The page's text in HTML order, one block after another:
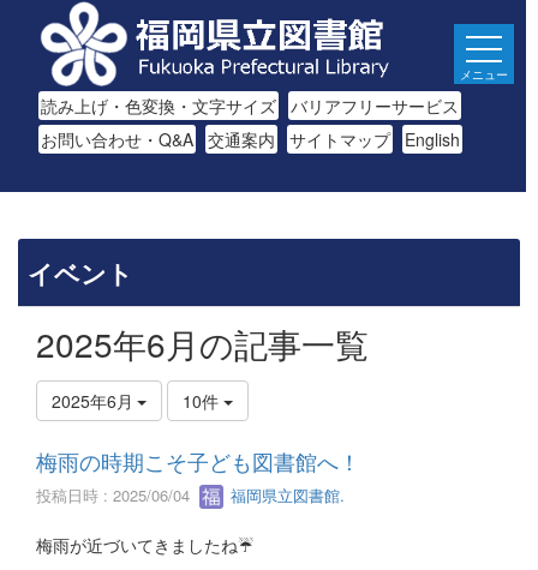
読み上げ・色変換・文字サイズ バリアフリーサービス
お問い合わせ・Q&A 交通案内 サイトマップ English
メニュー
イベント
2025年6月の記事一覧
2025年6月 10件
梅雨の時期こそ子ども図書館へ！
投稿日時 : 2025/06/04 福岡県立図書館.
梅雨が近づいてきましたね☔